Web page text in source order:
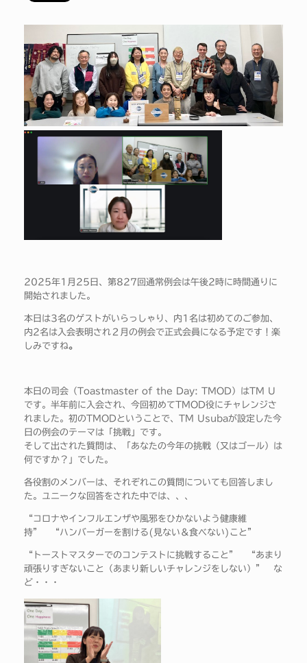
2025年1月25日、第827回通常例会は午後2時に時間通りに
開始されました。
本日は3名のゲストがいらっしゃり、内1名は初めてのご参加、
内2名は入会表明され２月の例会で正式会員になる予定です！楽
しみですね。
本日の司会（Toastmaster of the Day: TMOD）はTM U
です。半年前に入会され、今回初めてTMOD役にチャレンジさ
れました。初のTMODということで、TM Usubaが設定した今
日の例会のテーマは「挑戦」です。
そして出された質問は、「あなたの今年の挑戦（又はゴール）は
何ですか？」でした。
各役割のメンバーは、それぞれこの質問についても回答しまし
た。ユニークな回答をされた中では、、、
“コロナやインフルエンザや風邪をひかないよう健康維
持” “ハンバーガーを割ける(見ない＆食べない)こと”
“トーストマスターでのコンテストに挑戦すること” “あまり
頑張りすぎないこと（あまり新しいチャレンジをしない）” な
ど・・・